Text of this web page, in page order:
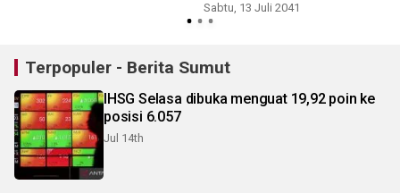
Sabtu, 13 Juli 2041
Terpopuler - Berita Sumut
IHSG Selasa dibuka menguat 19,92 poin ke
posisi 6.057
Jul 14th